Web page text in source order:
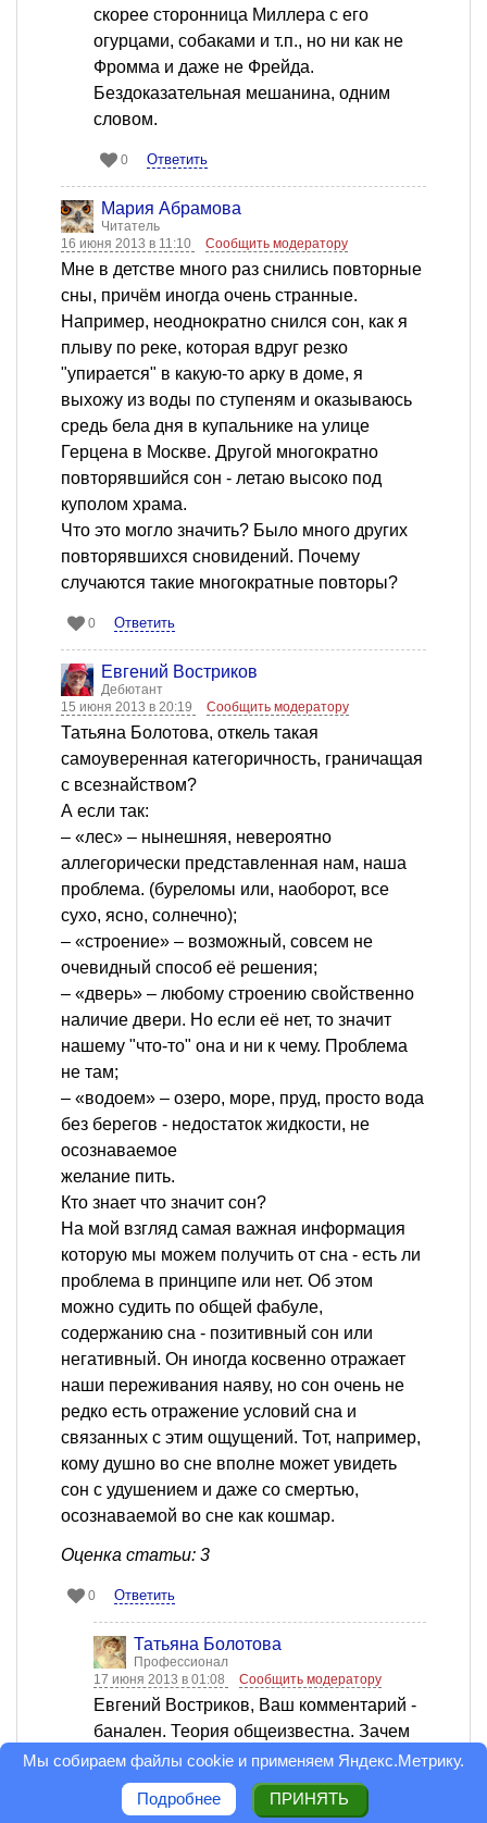
скорее сторонница Миллера с его
огурцами, собаками и т.п., но ни как не
Фромма и даже не Фрейда.
Бездоказательная мешанина, одним
словом.
0 Ответить
Мария Абрамова
Читатель
16 июня 2013 в 11:10
Сообщить модератору
Мне в детстве много раз снились повторные
сны, причём иногда очень странные.
Например, неоднократно снился сон, как я
плыву по реке, которая вдруг резко
"упирается" в какую-то арку в доме, я
выхожу из воды по ступеням и оказываюсь
средь бела дня в купальнике на улице
Герцена в Москве. Другой многократно
повторявшийся сон - летаю высоко под
куполом храма.
Что это могло значить? Было много других
повторявшихся сновидений. Почему
случаются такие многократные повторы?
0 Ответить
Евгений Востриков
Дебютант
15 июня 2013 в 20:19
Сообщить модератору
Татьяна Болотова, откель такая
самоуверенная категоричность, граничащая
с всезнайством?
А если так:
– «лес» – нынешняя, невероятно
аллегорически представленная нам, наша
проблема. (буреломы или, наоборот, все
сухо, ясно, солнечно);
– «строение» – возможный, совсем не
очевидный способ её решения;
– «дверь» – любому строению свойственно
наличие двери. Но если её нет, то значит
нашему "что-то" она и ни к чему. Проблема
не там;
– «водоем» – озеро, море, пруд, просто вода
без берегов - недостаток жидкости, не
осознаваемое
желание пить.
Кто знает что значит сон?
На мой взгляд самая важная информация
которую мы можем получить от сна - есть ли
проблема в принципе или нет. Об этом
можно судить по общей фабуле,
содержанию сна - позитивный сон или
негативный. Он иногда косвенно отражает
наши переживания наяву, но сон очень не
редко есть отражение условий сна и
связанных с этим ощущений. Тот, например,
кому душно во сне вполне может увидеть
сон с удушением и даже со смертью,
осознаваемой во сне как кошмар.
Оценка статьи: 3
0 Ответить
Татьяна Болотова
Профессионал
17 июня 2013 в 01:08
Сообщить модератору
Евгений Востриков, Ваш комментарий -
банален. Теория общеизвестна. Зачем
писать о том, что и так все знают? Удел
самонадеянных мужчин -
комментировать женские опусы.
Мы собираем файлы cookie и применяем Яндекс.Метрику.
Подробнее ПРИНЯТЬ